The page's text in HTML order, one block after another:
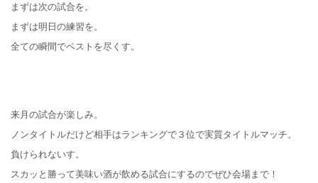
まずは次の試合を。
まずは明日の練習を。
全ての瞬間でベストを尽くす。
来月の試合が楽しみ。
ノンタイトルだけど相手はランキングで３位で実質タイトルマッチ。
負けられないす。
スカッと勝って美味い酒が飲める試合にするのでぜひ会場まで！